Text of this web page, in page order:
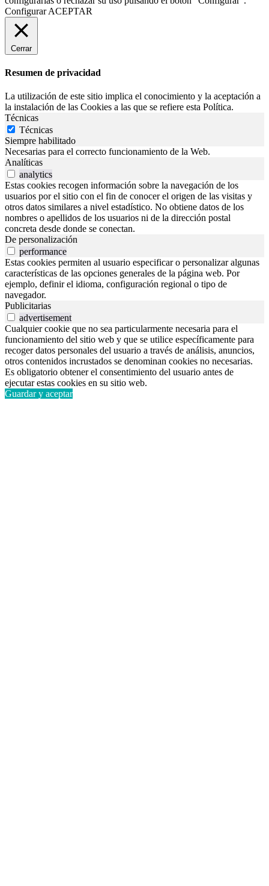
Configurar ACEPTAR
Cerrar
Resumen de privacidad
La utilización de este sitio implica el conocimiento y la aceptación a
la instalación de las Cookies a las que se refiere esta Política.
Técnicas
Técnicas
Siempre habilitado
Necesarias para el correcto funcionamiento de la Web.
Analíticas
analytics
Estas cookies recogen información sobre la navegación de los
usuarios por el sitio con el fin de conocer el origen de las visitas y
otros datos similares a nivel estadístico. No obtiene datos de los
nombres o apellidos de los usuarios ni de la dirección postal
concreta desde donde se conectan.
De personalización
performance
Estas cookies permiten al usuario especificar o personalizar algunas
características de las opciones generales de la página web. Por
ejemplo, definir el idioma, configuración regional o tipo de
navegador.
Publicitarias
advertisement
Cualquier cookie que no sea particularmente necesaria para el
funcionamiento del sitio web y que se utilice específicamente para
recoger datos personales del usuario a través de análisis, anuncios,
otros contenidos incrustados se denominan cookies no necesarias.
Es obligatorio obtener el consentimiento del usuario antes de
ejecutar estas cookies en su sitio web.
Guardar y aceptar